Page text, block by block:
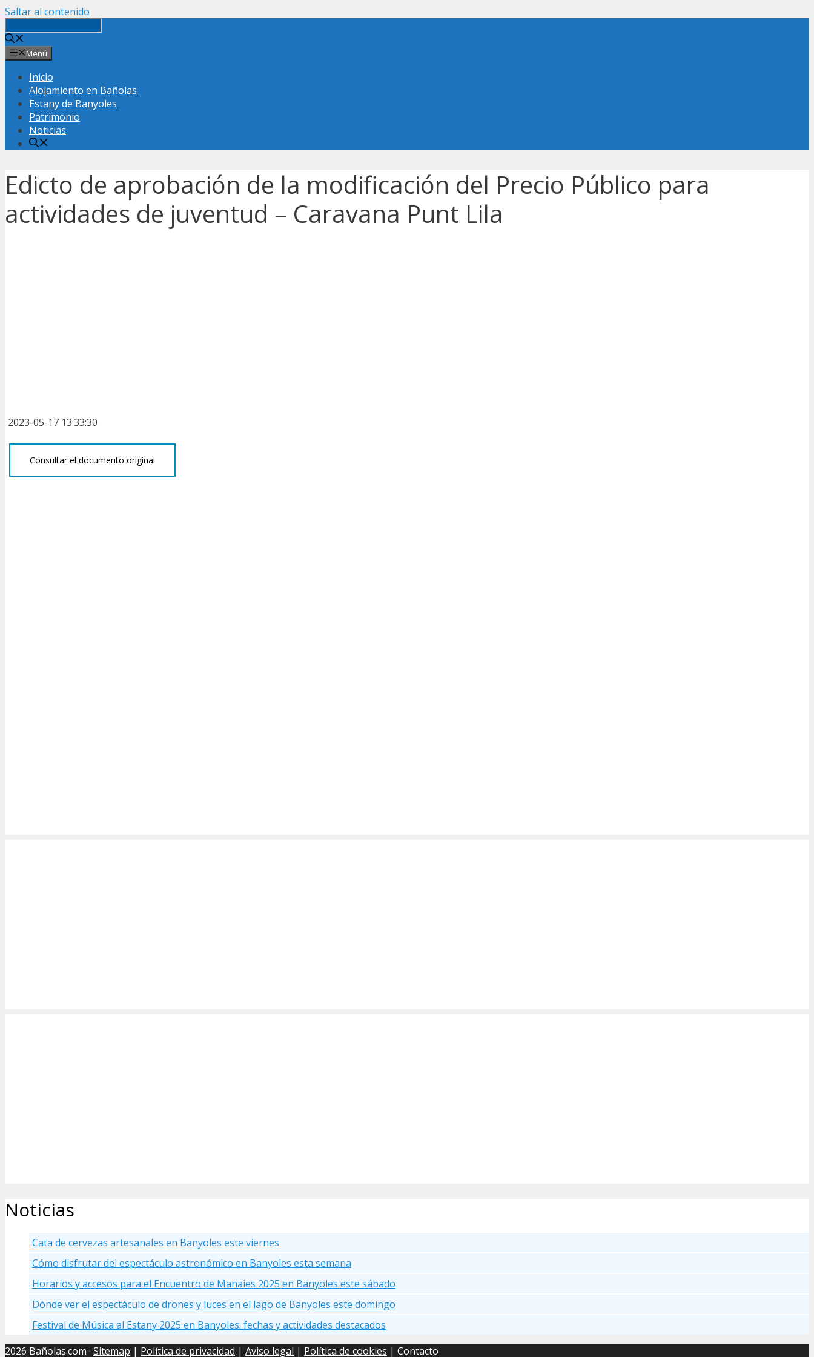
Saltar al contenido
Menú
Inicio
Alojamiento en Bañolas
Estany de Banyoles
Patrimonio
Noticias
Edicto de aprobación de la modificación del Precio Público para
actividades de juventud – Caravana Punt Lila
2023-05-17 13:33:30
Consultar el documento original
Noticias
Cata de cervezas artesanales en Banyoles este viernes
Cómo disfrutar del espectáculo astronómico en Banyoles esta semana
Horarios y accesos para el Encuentro de Manaies 2025 en Banyoles este sábado
Dónde ver el espectáculo de drones y luces en el lago de Banyoles este domingo
Festival de Música al Estany 2025 en Banyoles: fechas y actividades destacados
2026 Bañolas.com · Sitemap | Política de privacidad | Aviso legal | Política de cookies | Contacto